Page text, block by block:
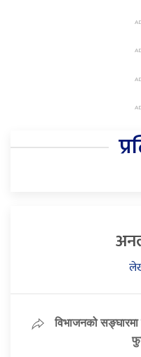
विभाजनको सङ्घारमा